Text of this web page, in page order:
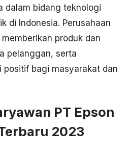
dalam bidang teknologi
di Indonesia. Perusahaan
produk dan
pelanggan, serta
positif bagi masyarakat dan
PT Epson
2023